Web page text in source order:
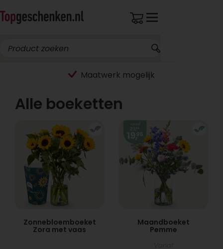
Alle boeketten
Zonnebloemboeket
Zora met vaas
Maandboeket
Pemme